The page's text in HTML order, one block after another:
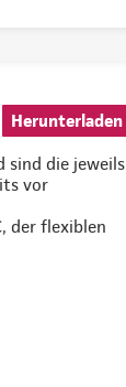
Herunterladen
sind die jeweils
vor
der flexiblen